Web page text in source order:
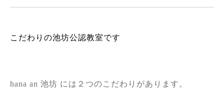
こだわりの池坊公認教室です
hana an 池坊 には２つのこだわりがあります。